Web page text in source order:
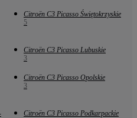
Citroën C3 Picasso Świętokrzyskie
5
Citroën C3 Picasso Lubuskie
3
Citroën C3 Picasso Opolskie
3
Citroën C3 Picasso Podkarpackie